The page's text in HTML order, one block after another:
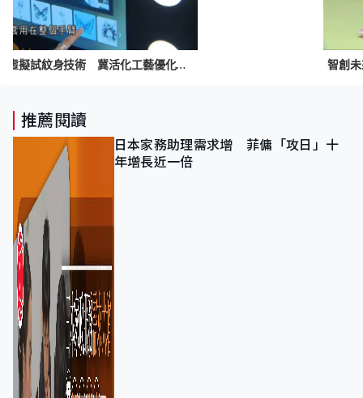
智創未來｜有初創推AI虛擬試紋身技術 冀活化工藝優化業界營運模式
推薦閱讀
日本家務助理需求增 菲傭「攻日」十
年增長近一倍